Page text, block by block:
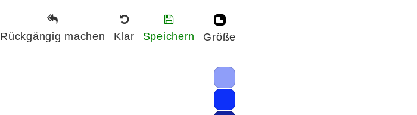
Rückgängig machen Klar Speichern Größe